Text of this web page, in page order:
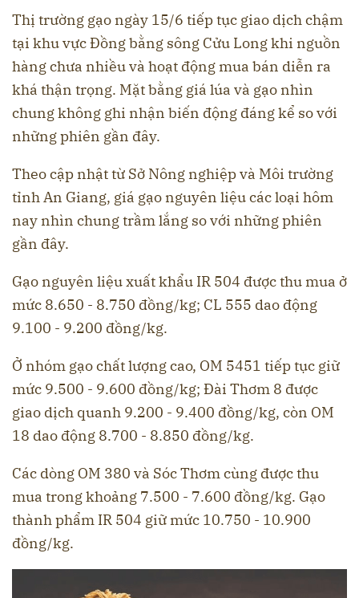
Thị trường gạo ngày 15/6 tiếp tục giao dịch chậm
tại khu vực Đồng bằng sông Cửu Long khi nguồn
hàng chưa nhiều và hoạt động mua bán diễn ra
khá thận trọng. Mặt bằng giá lúa và gạo nhìn
chung không ghi nhận biến động đáng kể so với
những phiên gần đây.
Theo cập nhật từ Sở Nông nghiệp và Môi trường
tỉnh An Giang, giá gạo nguyên liệu các loại hôm
nay nhìn chung trầm lắng so với những phiên
gần đây.
Gạo nguyên liệu xuất khẩu IR 504 được thu mua ở
mức 8.650 - 8.750 đồng/kg; CL 555 dao động
9.100 - 9.200 đồng/kg.
Ở nhóm gạo chất lượng cao, OM 5451 tiếp tục giữ
mức 9.500 - 9.600 đồng/kg; Đài Thơm 8 được
giao dịch quanh 9.200 - 9.400 đồng/kg, còn OM
18 dao động 8.700 - 8.850 đồng/kg.
Các dòng OM 380 và Sóc Thơm cùng được thu
mua trong khoảng 7.500 - 7.600 đồng/kg. Gạo
thành phẩm IR 504 giữ mức 10.750 - 10.900
đồng/kg.